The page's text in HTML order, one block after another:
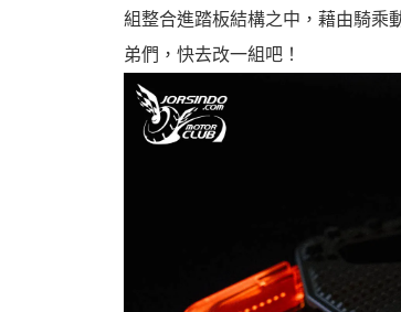
資
組整合進踏板結構之中，藉由騎乘
弟們，快去改一組吧！